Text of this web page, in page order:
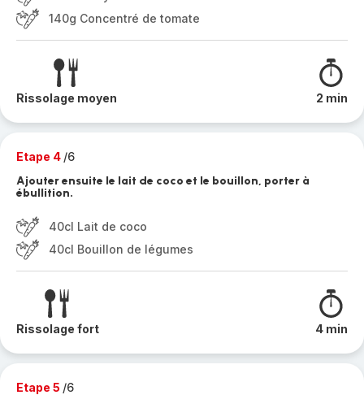
140g Concentré de tomate
Rissolage moyen 2 min
Etape 4 /6
Ajouter ensuite le lait de coco et le bouillon, porter à
ébullition.
40cl Lait de coco
40cl Bouillon de légumes
Rissolage fort 4 min
Etape 5 /6